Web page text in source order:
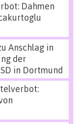
Dahmen
Anschlag in
der
in Dortmund